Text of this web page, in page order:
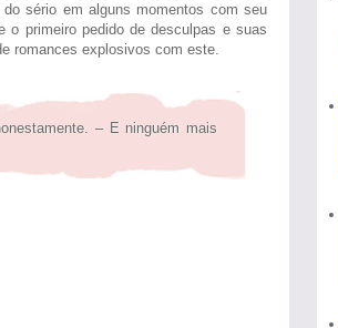
sério em alguns momentos com seu
o primeiro pedido de desculpas e suas
romances explosivos com este.
– E ninguém mais